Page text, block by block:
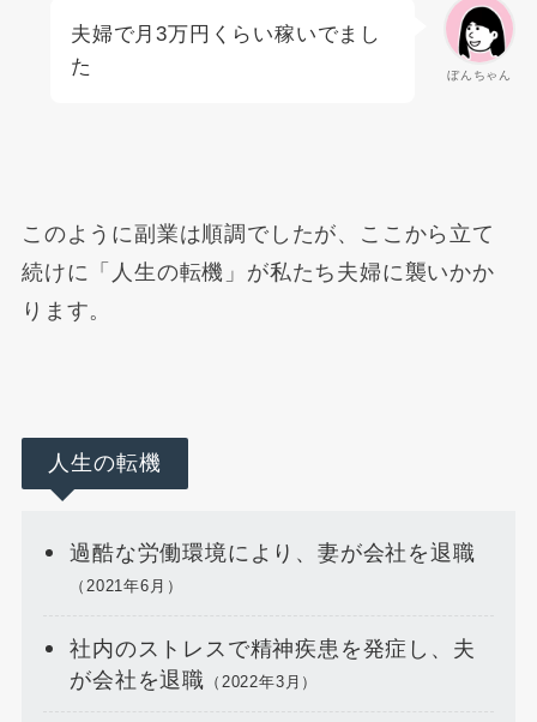
ぼんちゃん
夫婦で月3万円くらい稼いでまし
た
このように副業は順調でしたが、ここから立て
続けに「人生の転機」が私たち夫婦に襲いかか
ります。
人生の転機
過酷な労働環境により、妻が会社を退職
（2021年6月）
社内のストレスで精神疾患を発症し、夫
が会社を退職 （2022年3月）